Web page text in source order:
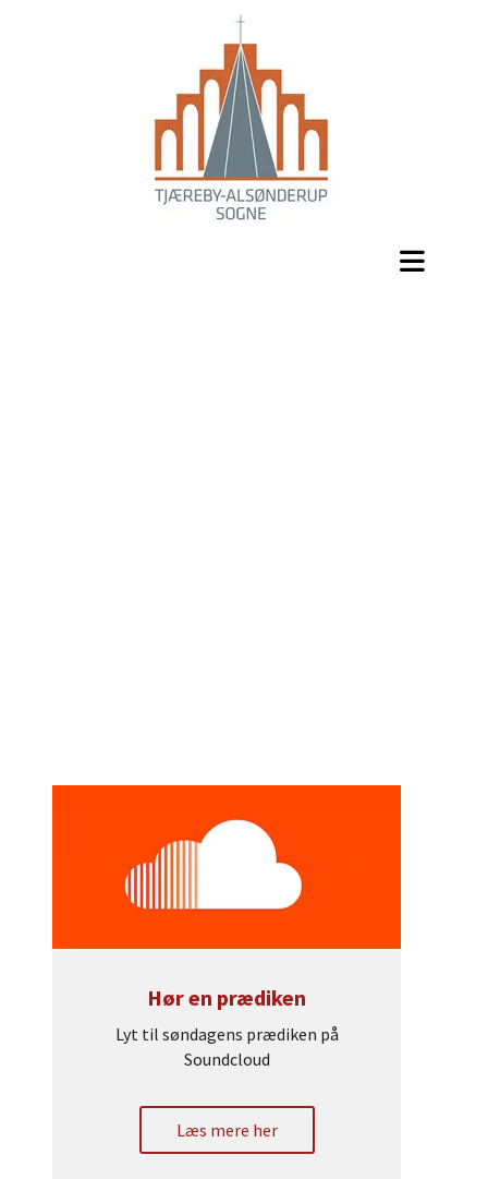
Hør en prædiken
Lyt til søndagens prædiken på
Soundcloud
Læs mere her